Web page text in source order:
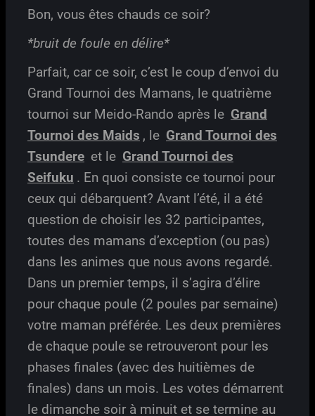
Bon, vous êtes chauds ce soir?
*bruit de foule en délire*
Parfait, car ce soir, c’est le coup d’envoi du
Grand Tournoi des Mamans, le quatrième
tournoi sur Meido-Rando après le Grand
Tournoi des Maids , le Grand Tournoi des
Tsundere et le Grand Tournoi des
Seifuku . En quoi consiste ce tournoi pour
ceux qui débarquent? Avant l’été, il a été
question de choisir les 32 participantes,
toutes des mamans d’exception (ou pas)
dans les animes que nous avons regardé.
Dans un premier temps, il s’agira d’élire
pour chaque poule (2 poules par semaine)
votre maman préférée. Les deux premières
de chaque poule se retrouveront pour les
phases finales (avec des huitièmes de
finales) dans un mois. Les votes démarrent
le dimanche soir à minuit et se termine au